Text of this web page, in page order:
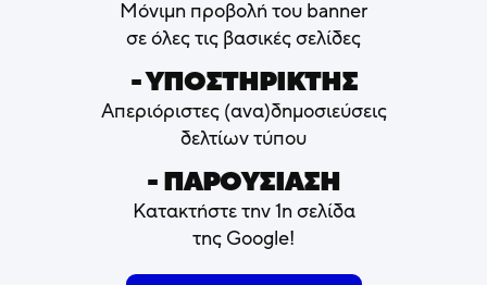
Μόνιμη προβολή του banner
σε όλες τις βασικές σελίδες
- ΥΠΟΣΤΗΡΙΚΤΗΣ
Απεριόριστες (ανα)δημοσιεύσεις
δελτίων τύπου
- ΠΑΡΟΥΣΙΑΣΗ
Κατακτήστε την 1η σελίδα
της Google!